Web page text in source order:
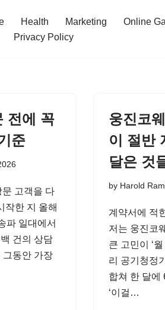
Health Marketing Online
Privacy Policy
전에 꼭
준
고객을 다
작한 지 올해
파 일대에서
건의 상담
그동안 가장
웅진코
이 절반
달은 것
by Harold
계약서에 적
저는 웅진코
큰 고민이 ‘
리 공기청정
합쳐 한 달에
‘이걸…